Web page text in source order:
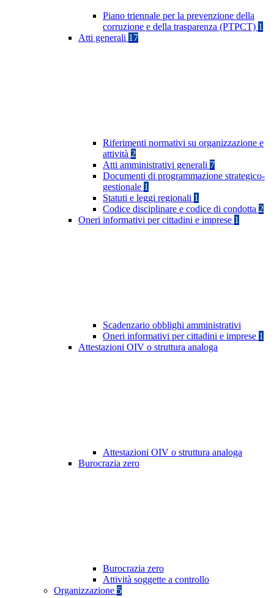
Piano triennale per la prevenzione della
corruzione e della trasparenza (PTPCT) 1
Atti generali 17
Riferimenti normativi su organizzazione e
attività 2
Atti amministrativi generali 7
Documenti di programmazione strategico-
gestionale 1
Statuti e leggi regionali 1
Codice disciplinare e codice di condotta 2
Oneri informativi per cittadini e imprese 1
Scadenzario obblighi amministrativi
Oneri informativi per cittadini e imprese 1
Attestazioni OIV o struttura analoga
Attestazioni OIV o struttura analoga
Burocrazia zero
Burocrazia zero
Attività soggette a controllo
Organizzazione 5